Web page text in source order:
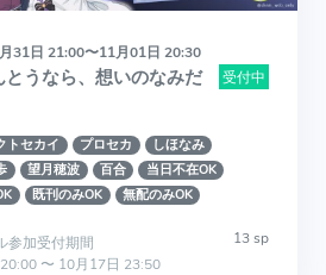
31日 21:00〜11月01日 20:30
受付中
とうなら、想いのなみだ
トセカイ プロセカ
しほなみ
望月穂波 百合
当日不在OK
既刊のみOK 無配のみOK
13 sp
参加受付期間
〜 10月17日 23:50